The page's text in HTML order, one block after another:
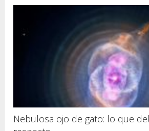
Nebulosa ojo de gato: lo que